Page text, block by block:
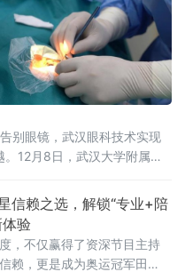
别眼镜，武汉眼科技术实现
。12月8日，武汉大学附属爱
（V5）晶体植入术圆满成功。
其光学区直径范围从4.9-
升至7.6
信赖之选，解锁“专业+陪
验
，不仅赢得了资深节目主持
赖，更是成为奥运冠军田